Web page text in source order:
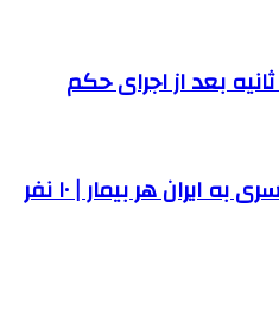
بعد از اجرای حکم
بازگشت یک بیماری مسری به ایران هر بیمار | ۱۰ نفر